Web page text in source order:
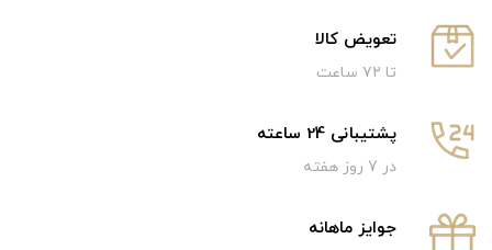
تعویض کالا
تا ۷۲ ساعت
پشتیبانی 24 ساعته
در 7 روز هفته
جوایز ماهانه